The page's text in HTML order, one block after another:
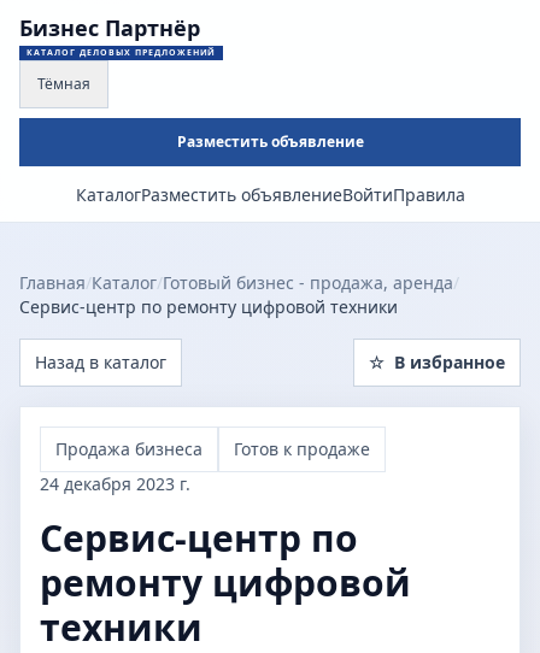
Бизнес Партнёр
КАТАЛОГ ДЕЛОВЫХ ПРЕДЛОЖЕНИЙ
Тёмная
Разместить объявление
КаталогРазместить объявлениеВойтиПравила
Главная/Каталог/Готовый бизнес - продажа, аренда/
Сервис-центр по ремонту цифровой техники
Назад в каталог ☆ В избранное
Продажа бизнеса
Готов к продаже
24 декабря 2023 г.
Сервис-центр по
ремонту цифровой
техники